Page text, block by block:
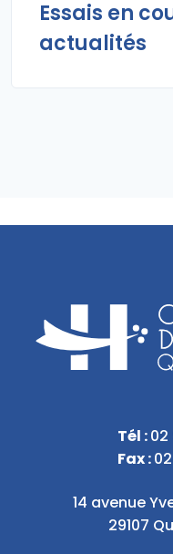
Essais en
actualités
Tél : 02
Fax :
14 avenue
29107